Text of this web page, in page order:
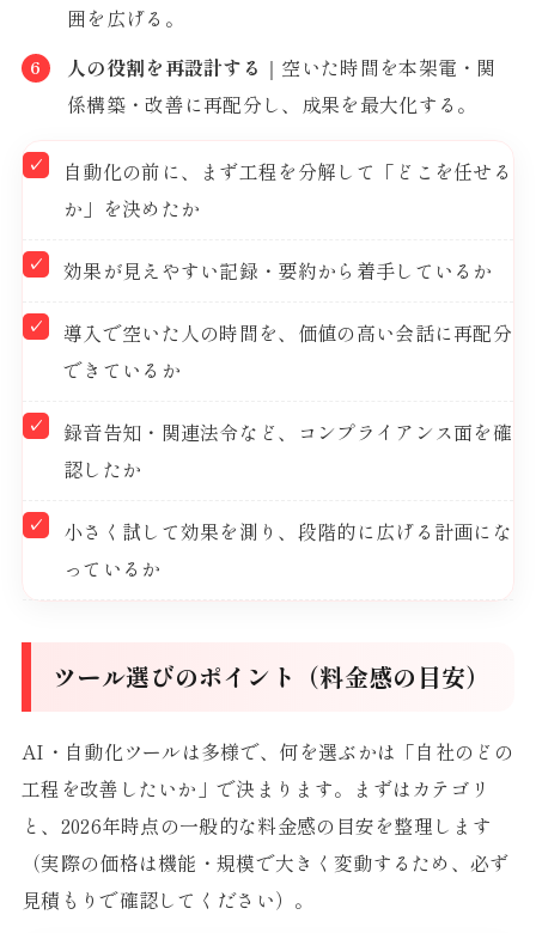
囲を広げる。
人の役割を再設計する ｜空いた時間を本架電・関
係構築・改善に再配分し、成果を最大化する。
自動化の前に、まず工程を分解して「どこを任せる
か」を決めたか
効果が見えやすい記録・要約から着手しているか
導入で空いた人の時間を、価値の高い会話に再配分
できているか
録音告知・関連法令など、コンプライアンス面を確
認したか
小さく試して効果を測り、段階的に広げる計画にな
っているか
ツール選びのポイント（料金感の目安）
AI・自動化ツールは多様で、何を選ぶかは「自社のどの
工程を改善したいか」で決まります。まずはカテゴリ
と、2026年時点の一般的な料金感の目安を整理します
（実際の価格は機能・規模で大きく変動するため、必ず
見積もりで確認してください）。